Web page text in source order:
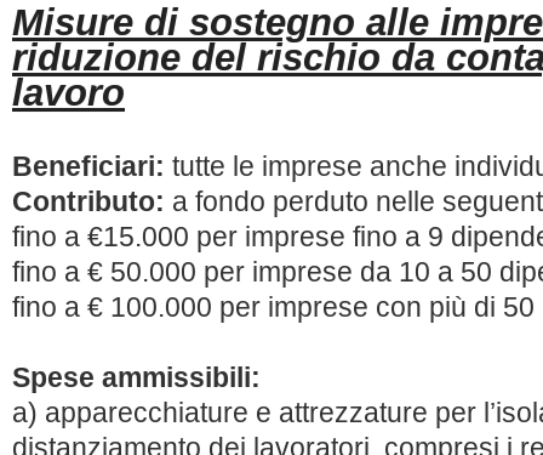
Misure di sostegno alle
riduzione del rischio da
lavoro
Beneficiari: tutte le imprese anche
Contributo: a fondo perduto nelle
fino a €15.000 per imprese fino a 9
fino a € 50.000 per imprese da 10 a 50
fino a € 100.000 per imprese con più di 50
Spese ammissibili:
a) apparecchiature e attrezzature per
distanziamento dei lavoratori, compresi i